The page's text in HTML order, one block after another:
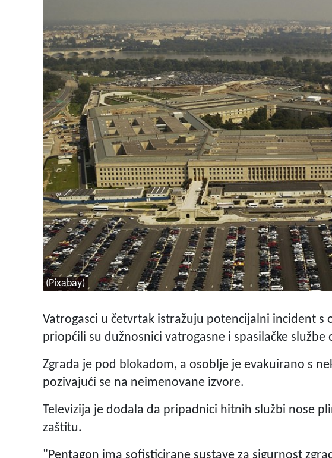
(Pixabay)
Vatrogasci u četvrtak istražuju potencijalni incident s
priopćili su dužnosnici vatrogasne i spasilačke
Zgrada je pod blokadom, a osoblje je evakuirano s
pozivajući se na neimenovane izvore.
Televizija je dodala da pripadnici hitnih službi nose
zaštitu.